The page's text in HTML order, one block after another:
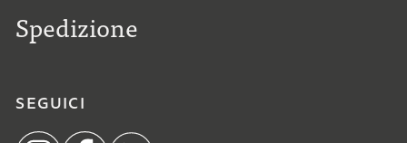
Spedizione
SEGUICI